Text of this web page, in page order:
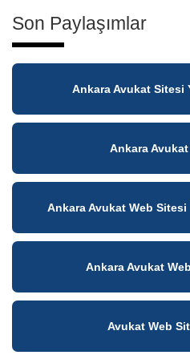
Son Paylaşımlar
Ankara Avukat Sitesi
Ankara
Ankara Avukat Web Sitesi
Ankara Avukat
Avukat Web